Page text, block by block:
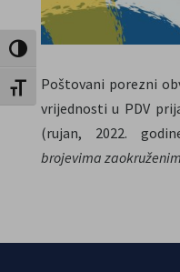
Uključi / isključi visoki kontrast
Uključi / isključi veličinu fonta
Poštovani porezni
vrijednosti u PDV
(rujan, 2022.
brojevima